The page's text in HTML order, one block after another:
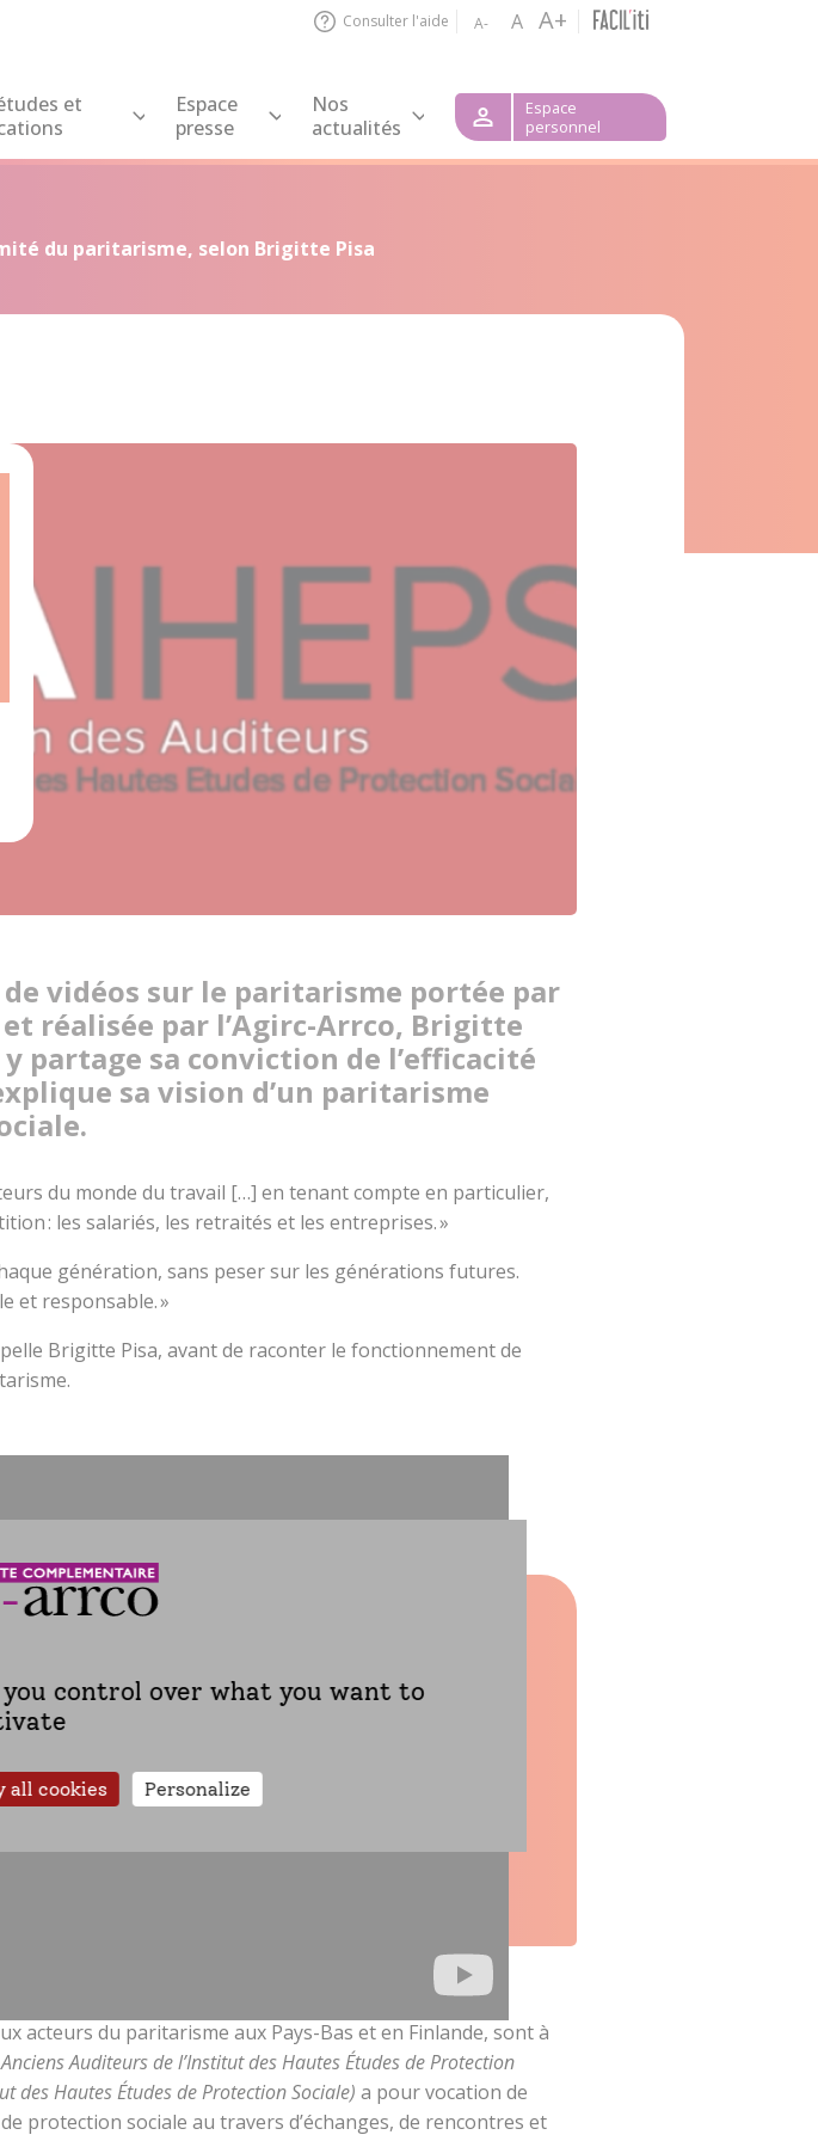
Consulter l'aide A- A A+
et
Espace
presse
Nos
actualités
Espace
personnel
du paritarisme, selon Brigitte Pisa
vidéos sur le paritarisme portée par
et réalisée par l’Agirc-Arrco, Brigitte
partage sa conviction de l’efficacité
sa vision d’un paritarisme
du monde du travail […] en tenant compte en particulier,
: les salariés, les retraités et les entreprises. »
génération, sans peser sur les générations futures.
et responsable. »
Brigitte Pisa, avant de raconter le fonctionnement de
acteurs du paritarisme aux Pays-Bas et en Finlande, sont à
Auditeurs de l’Institut des Hautes Études de Protection
des Hautes Études de Protection Sociale) a pour vocation de
protection sociale au travers d’échanges, de rencontres et
control over what you want to
all cookies Personalize